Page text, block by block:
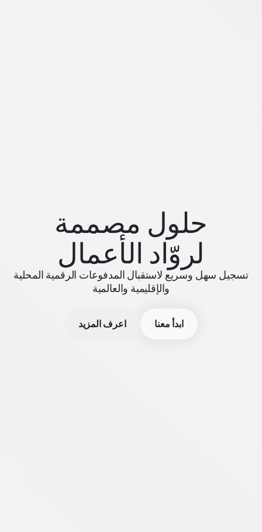
حلول مصممة
لروّاد الأعمال
تسجيل سهل وسريع لاستقبال المدفوعات الرقمية المحلية
والإقليمية والعالمية
ابدأ معنا اعرف المزيد